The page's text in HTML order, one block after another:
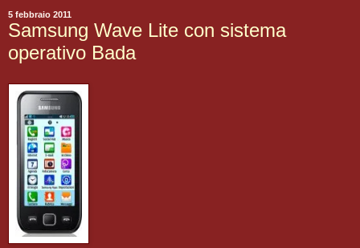
5 febbraio 2011
Samsung Wave Lite con sistema
operativo Bada